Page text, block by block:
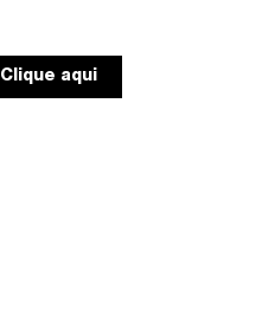
Clique aqui